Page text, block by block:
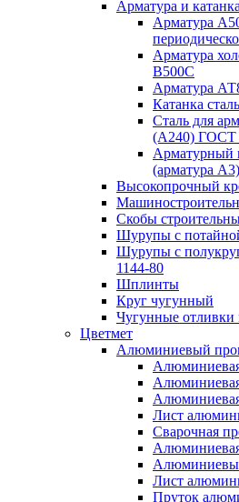
Арматура и катанка
Арматура
Арматура
В500С
Арматура
Катанка
Сталь для
(А240) ГОСТ
Арматурный
(арматура А3)
Высокопрочный
Скобы
Шурупы с
Шурупы с
1144-80
Шплинты
Круг чугунный
Чугунные отливки
Цветмет
Алюминиевый
Лист
Сварочная
Лист
Пруток